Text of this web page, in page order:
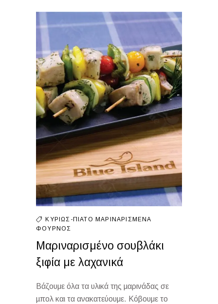
ΚΥΡΊΩΣ-ΠΙΆΤΟ ΜΑΡΙΝΑΡΙΣΜΈΝΑ
ΦΟΎΡΝΟΣ
Μαριναρισμένο σουβλάκι
ξιφία με λαχανικά
Βάζουμε όλα τα υλικά της µαρινάδας σε
µπολ και τα ανακατεύουμε. Κόβουμε το